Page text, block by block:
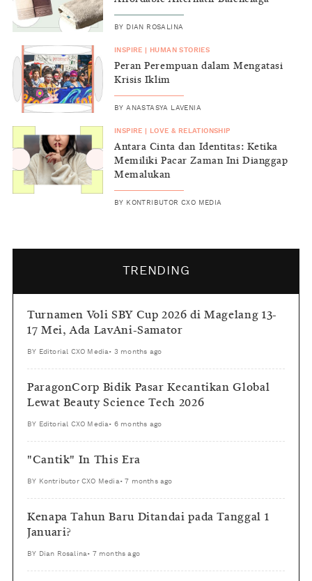
BY DIAN ROSALINA
INSPIRE HUMAN STORIES
Peran Perempuan dalam Mengatasi
Krisis Iklim
BYANASTASYA LAVENIA
INSPIRE LOVE & RELATIONSHIP
Antara Cinta dan Identitas: Ketika
Memiliki Pacar Zaman Ini Dianggap
Memalukan
BY KONTRIBUTOR CXO MEDIA
TRENDING
Turnamen Voli SBY Cup 2026 di Magelang 13-
17 Mei, Ada LavAni-Samator
BY Editorial CXO Media • 3 months ago
ParagonCorp Bidik Pasar Kecantikan Global
Lewat Beauty Science Tech 2026
BY Editorial CXO Media • 6 months ago
"Cantik" In This Era
BY Kontributor CXO Media •7 months ago
Kenapa Tahun Baru Ditandai pada Tanggal 1
Januari?
BY Dian Rosalina • 7 months ago